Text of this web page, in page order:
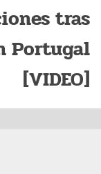
tras
Portugal
[VIDEO]